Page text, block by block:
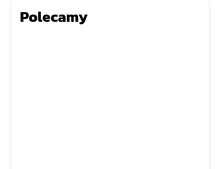
Polecamy